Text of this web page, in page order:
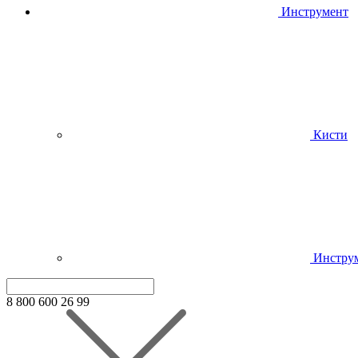
Инструмент
Кисти
8 800 600 26 99